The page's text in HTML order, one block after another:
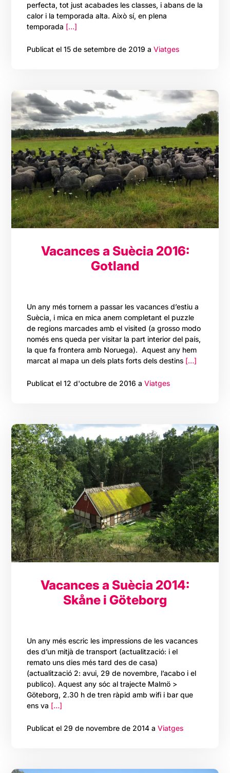
perfecta, tot just acabades les classes, i abans de la
calor i la temporada alta. Això sí, en plena
temporada […]
Publicat el 15 de setembre de 2019 aViatges
Vacances a Suècia 2016:
Gotland
Un any més tornem a passar les vacances d’estiu a
Suècia, i mica en mica anem completant el puzzle
de regions marcades amb el visited (a grosso modo
només ens queda per visitar la part interior del país,
la que fa frontera amb Noruega). Aquest any hem
marcat al mapa un dels plats forts dels destins […]
Publicat el 12 d'octubre de 2016 aViatges
Vacances a Suècia 2014:
Skåne i Göteborg
Un any més escric les impressions de les vacances
des d’un mitjà de transport (actualització: i el
remato uns dies més tard des de casa)
(actualització 2: avui, 29 de novembre, l’acabo i el
publico). Aquest any sóc al trajecte Malmö >
Göteborg, 2.30 h de tren ràpid amb wifi i bar que
ens va […]
Publicat el 29 de novembre de 2014 aViatges